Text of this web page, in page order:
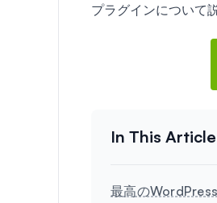
プラグインについて
最高の